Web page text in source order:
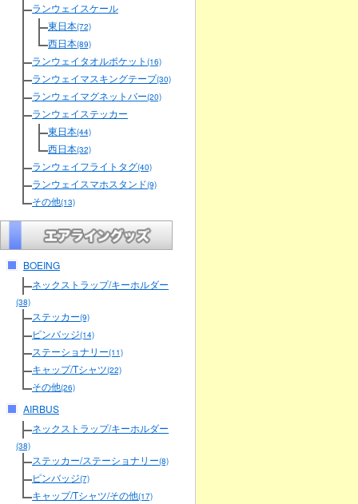
ランウェイスケール
東日本(72)
西日本(89)
ランウェイタオルポケット (16)
ランウェイマスキングテープ(30)
ランウェイマグネットバー(20)
ランウェイステッカー
東日本(44)
西日本(32)
ランウェイフライトタグ(40)
ランウェイスマホスタンド(9)
その他(13)
BOEING
ネックストラップ/キーホルダー
(38)
ステッカー(9)
ピンバッジ(14)
ステーショナリー(11)
キャップ/Tシャツ(22)
その他(26)
AIRBUS
ネックストラップ/キーホルダー
(38)
ステッカー/ステーショナリー(8)
ピンバッジ(7)
キャップ/Tシャツ/その他(17)